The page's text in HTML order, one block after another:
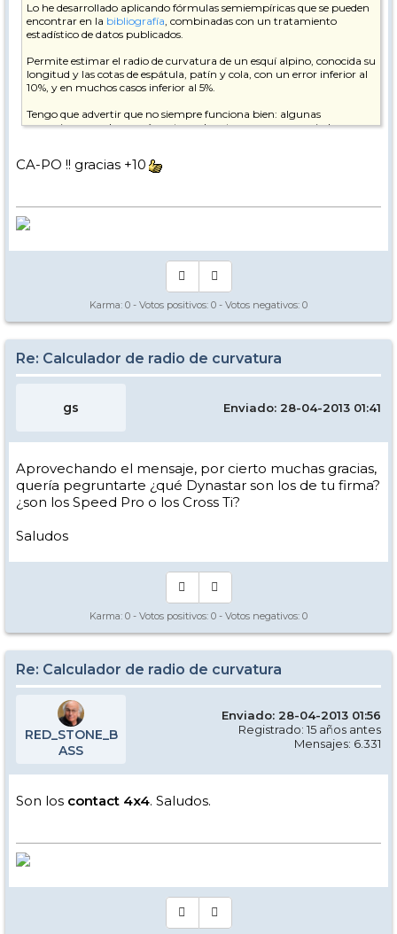
Lo he desarrollado aplicando fórmulas semiempíricas que se pueden
encontrar en la bibliografía, combinadas con un tratamiento
estadístico de datos publicados.
Permite estimar el radio de curvatura de un esquí alpino, conocida su
longitud y las cotas de espátula, patín y cola, con un error inferior al
10%, y en muchos casos inferior al 5%.
Tengo que advertir que no siempre funciona bien: algunas
excepciones son los esquís cortos y de cotas muy pronunciadas, para
líneas de cotas más rectas, para los que los errores son algo mayores.
CA-PO !! gracias +10
Karma: 0 - Votos positivos: 0 - Votos negativos: 0
Re: Calculador de radio de curvatura
gs Enviado: 28-04-2013 01:41
Aprovechando el mensaje, por cierto muchas gracias,
quería pegruntarte ¿qué Dynastar son los de tu firma?
¿son los Speed Pro o los Cross Ti?
Saludos
Karma: 0 - Votos positivos: 0 - Votos negativos: 0
Re: Calculador de radio de curvatura
RED_STONE_B
ASS
Enviado: 28-04-2013 01:56
Registrado: 15 años antes
Mensajes: 6.331
Son los contact 4x4. Saludos.